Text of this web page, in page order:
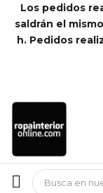
Los pedidos
saldrán el
h. Pedidos